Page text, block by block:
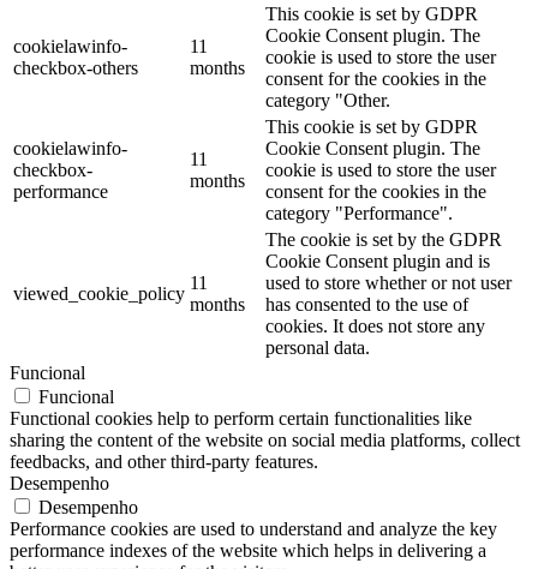
cookielawinfo-
checkbox-others
11
months
This cookie is set by GDPR
Cookie Consent plugin. The
cookie is used to store the user
consent for the cookies in the
category "Other.
cookielawinfo-
checkbox-
performance
11
months
This cookie is set by GDPR
Cookie Consent plugin. The
cookie is used to store the user
consent for the cookies in the
category "Performance".
viewed_cookie_policy
11
months
The cookie is set by the GDPR
Cookie Consent plugin and is
used to store whether or not user
has consented to the use of
cookies. It does not store any
personal data.
Funcional
Funcional
Functional cookies help to perform certain functionalities like
sharing the content of the website on social media platforms, collect
feedbacks, and other third-party features.
Desempenho
Desempenho
Performance cookies are used to understand and analyze the key
performance indexes of the website which helps in delivering a